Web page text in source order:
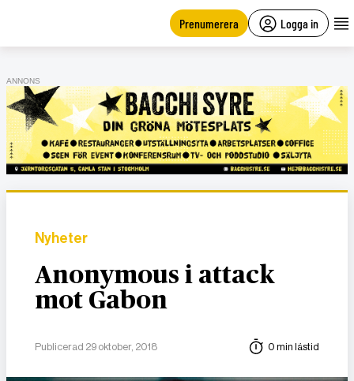
Prenumerera Logga in
ANNONS
Nyheter
Anonymous i attack
mot Gabon
Publicerad 29 oktober, 2018 0 min lästid